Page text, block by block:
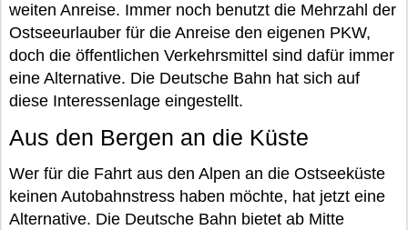
weiten Anreise. Immer noch benutzt die Mehrzahl der
Ostseeurlauber für die Anreise den eigenen PKW,
doch die öffentlichen Verkehrsmittel sind dafür immer
eine Alternative. Die Deutsche Bahn hat sich auf
diese Interessenlage eingestellt.
Aus den Bergen an die Küste
Wer für die Fahrt aus den Alpen an die Ostseeküste
keinen Autobahnstress haben möchte, hat jetzt eine
Alternative. Die Deutsche Bahn bietet ab Mitte